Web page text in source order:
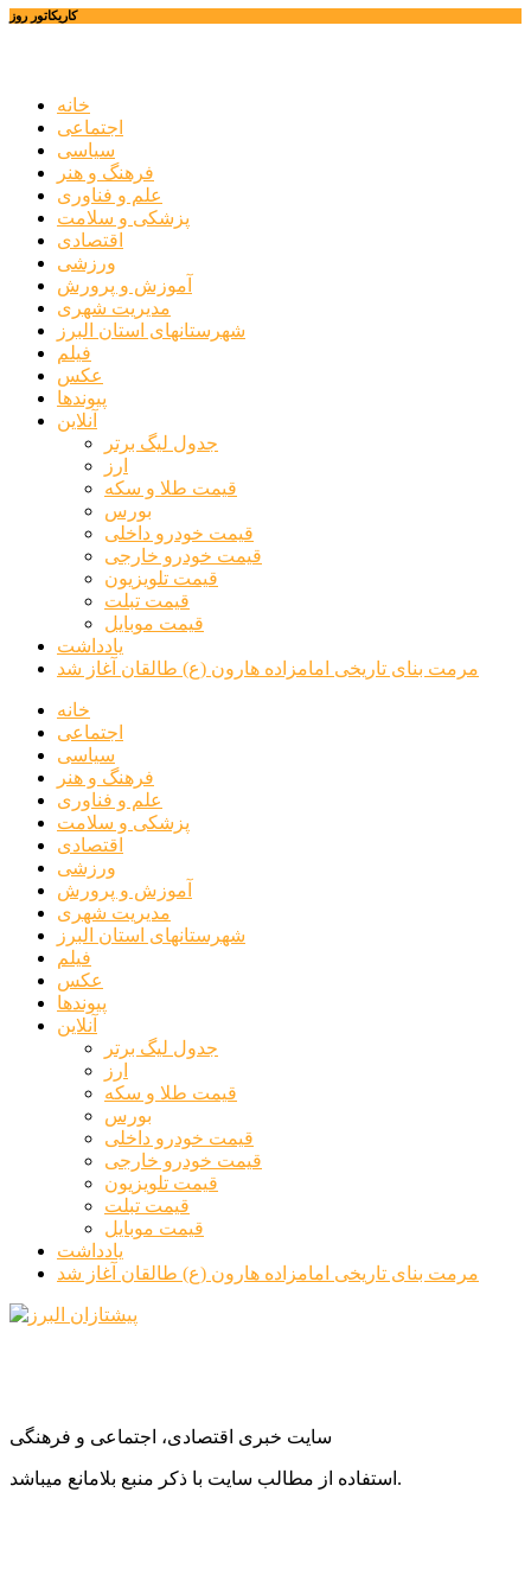
کاریکاتور روز
خانه
اجتماعی
سیاسی
فرهنگ و هنر
علم و فناوری
پزشکی و سلامت
اقتصادی
ورزشی
آموزش و پرورش
مدیریت شهری
شهرستانهای استان البرز
فیلم
عکس
پیوندها
آنلاین
جدول لیگ برتر
ارز
قیمت طلا و سکه
بورس
قیمت خودرو داخلی
قیمت خودرو خارجی
قیمت تلویزیون
قیمت تبلت
قیمت موبایل
یادداشت
مرمت بنای تاریخی امامزاده هارون (ع) طالقان آغاز شد
خانه
اجتماعی
سیاسی
فرهنگ و هنر
علم و فناوری
پزشکی و سلامت
اقتصادی
ورزشی
آموزش و پرورش
مدیریت شهری
شهرستانهای استان البرز
فیلم
عکس
پیوندها
آنلاین
جدول لیگ برتر
ارز
قیمت طلا و سکه
بورس
قیمت خودرو داخلی
قیمت خودرو خارجی
قیمت تلویزیون
قیمت تبلت
قیمت موبایل
یادداشت
مرمت بنای تاریخی امامزاده هارون (ع) طالقان آغاز شد
سایت خبری اقتصادی، اجتماعی و فرهنگی
استفاده از مطالب سایت با ذکر منبع بلامانع میباشد.